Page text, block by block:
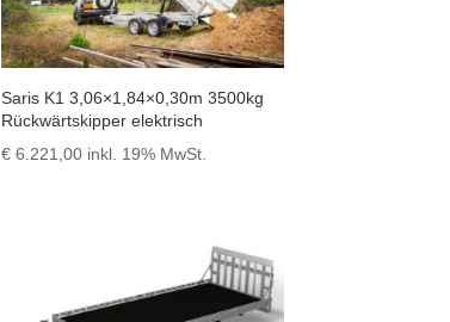
Saris K1 3,06×1,84×0,30m 3500kg
Rückwärtskipper elektrisch
€ 6.221,00 inkl. 19% MwSt.